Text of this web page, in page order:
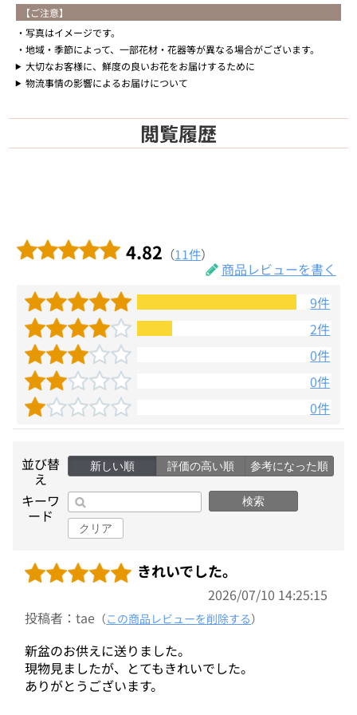
【ご注意】
写真はイメージです。
地域・季節によって、一部花材・花器等が異なる場合がございます。
大切なお客様に、鮮度の良いお花をお届けするために
物流事情の影響によるお届けについて
閲覧履歴
4.82 （11件）
商品レビューを書く
9件
2件
0件
0件
0件
並び替
え
新しい順 評価の高い順 参考になった順
キーワ
ード
検索
クリア
きれいでした。
2026/07/10 14:25:15
投稿者：tae （この商品レビューを削除する）
新盆のお供えに送りました。
現物見ましたが、とてもきれいでした。
ありがとうございます。